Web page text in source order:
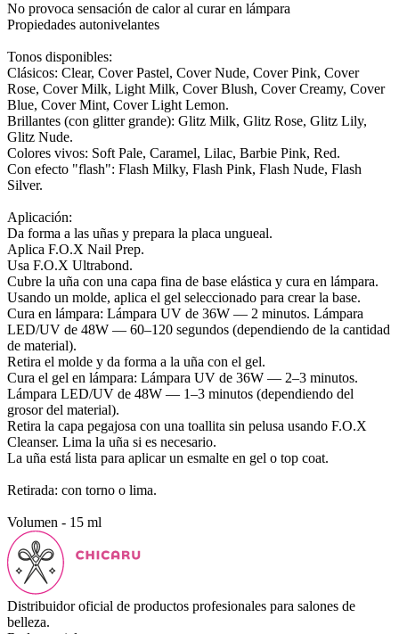
No provoca sensación de calor al curar en lámpara
Propiedades autonivelantes
Tonos disponibles:
Clásicos: Clear, Cover Pastel, Cover Nude, Cover Pink, Cover
Rose, Cover Milk, Light Milk, Cover Blush, Cover Creamy, Cover
Blue, Cover Mint, Cover Light Lemon.
Brillantes (con glitter grande): Glitz Milk, Glitz Rose, Glitz Lily,
Glitz Nude.
Colores vivos: Soft Pale, Caramel, Lilac, Barbie Pink, Red.
Con efecto "flash": Flash Milky, Flash Pink, Flash Nude, Flash
Silver.
Aplicación:
Da forma a las uñas y prepara la placa ungueal.
Aplica F.O.X Nail Prep.
Usa F.O.X Ultrabond.
Cubre la uña con una capa fina de base elástica y cura en lámpara.
Usando un molde, aplica el gel seleccionado para crear la base.
Cura en lámpara: Lámpara UV de 36W — 2 minutos. Lámpara
LED/UV de 48W — 60–120 segundos (dependiendo de la cantidad
de material).
Retira el molde y da forma a la uña con el gel.
Cura el gel en lámpara: Lámpara UV de 36W — 2–3 minutos.
Lámpara LED/UV de 48W — 1–3 minutos (dependiendo del
grosor del material).
Retira la capa pegajosa con una toallita sin pelusa usando F.O.X
Cleanser. Lima la uña si es necesario.
La uña está lista para aplicar un esmalte en gel o top coat.
Retirada: con torno o lima.
Volumen - 15 ml
Distribuidor oficial de productos profesionales para salones de
belleza.